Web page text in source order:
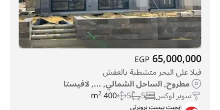
65,000,000
EGP
فيلا علي البحر متشطبة بالعفش
مطروح, الساحل الشمالي, ..., لافيستا
سوبر لوكس 5
5
400 m
2
ايجبت بيست بروبرتي